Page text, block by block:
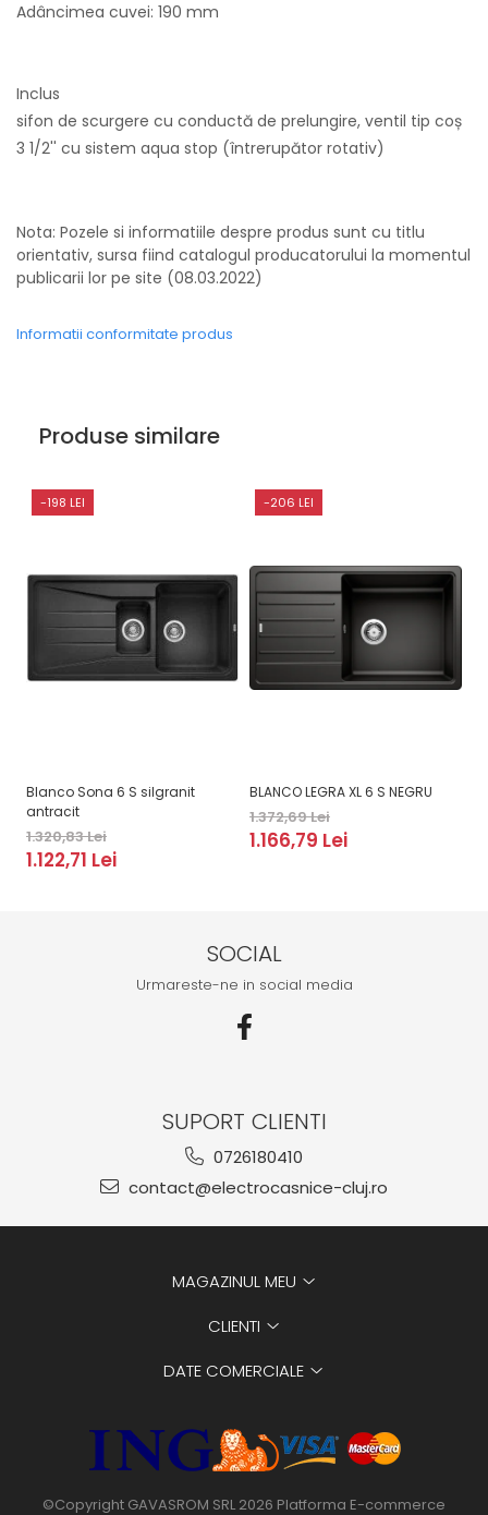
Adâncimea cuvei: 190 mm
Inclus
sifon de scurgere cu conductă de prelungire, ventil tip coș
3 1/2'' cu sistem aqua stop (întrerupător rotativ)
Nota: Pozele si informatiile despre produs sunt cu titlu
orientativ, sursa fiind catalogul producatorului la momentul
publicarii lor pe site (08.03.2022)
Informatii conformitate produs
Produse similare
-198 LEI
Blanco Sona 6 S silgranit
antracit
1.320,83 Lei
1.122,71 Lei
-206 LEI
BLANCO LEGRA XL 6 S NEGRU
1.372,69 Lei
1.166,79 Lei
SOCIAL
Urmareste-ne in social media
SUPORT CLIENTI
0726180410
contact@electrocasnice-cluj.ro
MAGAZINUL MEU
CLIENTI
DATE COMERCIALE
©Copyright GAVASROM SRL 2026 Platforma E-commerce